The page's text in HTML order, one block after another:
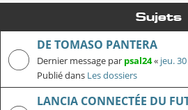
Sujets
DE TOMASO PANTERA
Dernier message par psal24« jeu.
Publié dans Les dossiers
LANCIA CONNECTÉE DU